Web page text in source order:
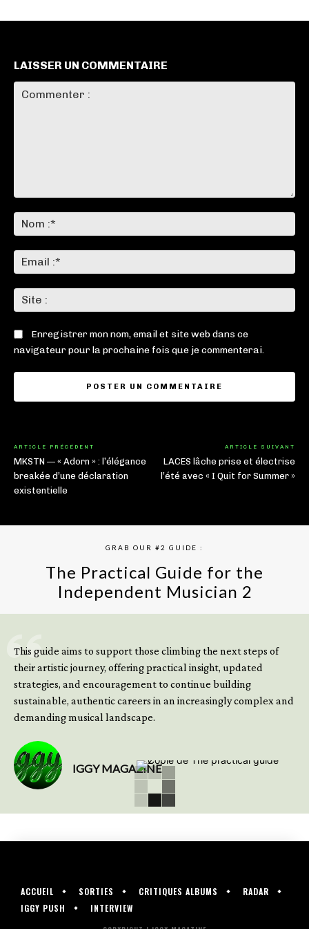
LAISSER UN COMMENTAIRE
:*
:*
:
Enregistrer mon nom, email et site web dans ce
navigateur pour la prochaine fois que je commenterai.
ARTICLE PRÉCÉDENT
MKSTN — « Adorn » : l’élégance
breakée d’une déclaration
existentielle
ARTICLE SUIVANT
LACES lâche prise et électrise
l’été avec « I Quit for Summer »
GRAB OUR #2 GUIDE :
The Practical Guide for the
Independent Musician 2
This guide aims to support those climbing the next steps of
their artistic journey, offering practical insight, updated
strategies, and encouragement to continue building
sustainable, authentic careers in an increasingly complex and
demanding musical landscape.
IGGY MAGAZINE
ACCUEIL SORTIES CRITIQUES ALBUMS
RADAR
IGGY PUSH
INTERVIEW